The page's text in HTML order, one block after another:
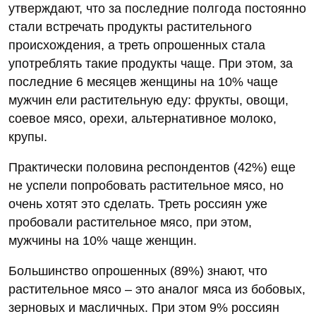
утверждают, что за последние полгода постоянно
стали встречать продукты растительного
происхождения, а треть опрошенных стала
употреблять такие продукты чаще. При этом, за
последние 6 месяцев женщины на 10% чаще
мужчин ели растительную еду: фрукты, овощи,
соевое мясо, орехи, альтернативное молоко,
крупы.
Практически половина респондентов (42%) еще
не успели попробовать растительное мясо, но
очень хотят это сделать. Треть россиян уже
пробовали растительное мясо, при этом,
мужчины на 10% чаще женщин.
Большинство опрошенных (89%) знают, что
растительное мясо – это аналог мяса из бобовых,
зерновых и масличных. При этом 9% россиян